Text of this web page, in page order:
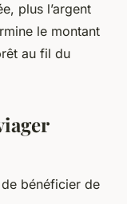
plus l’argent
le montant
au fil du
bénéficier de